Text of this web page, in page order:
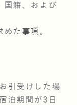
国籍、および
た事項。
引受けした場
泊期間が3日